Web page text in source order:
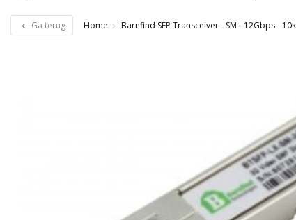
Ga terug Home Barnfind SFP Transceiver - SM - 12Gbps -